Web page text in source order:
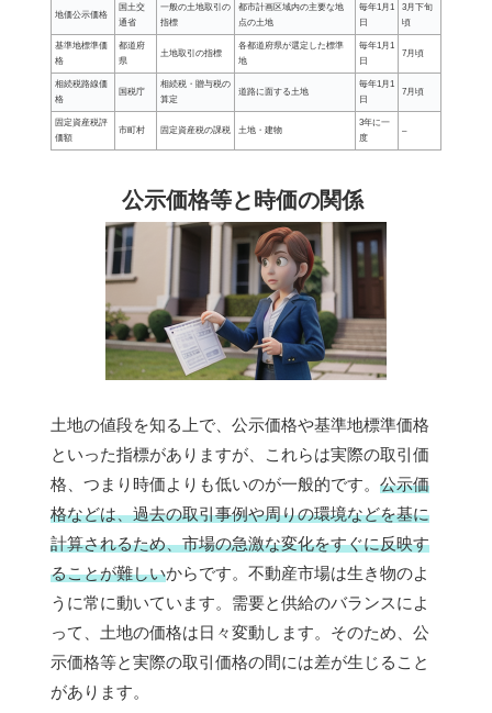
地価公示価格
国土交
通省
一般の土地取引の
指標
都市計画区域内の主要な地
点の土地
毎年1月1
日
3月下旬
頃
基準地標準価
格
都道府
県
土地取引の指標
各都道府県が選定した標準
地
毎年1月1
日
7月頃
相続税路線価
格
国税庁
相続税・贈与税の
算定
道路に面する土地
毎年1月1
日
7月頃
固定資産税評
価額
市町村 固定資産税の課税 土地・建物
3年に一
度
–
公示価格等と時価の関係
土地の値段を知る上で、公示価格や基準地標準価格
といった指標がありますが、これらは実際の取引価
格、つまり時価よりも低いのが一般的です。 公示価
格などは、過去の取引事例や周りの環境などを基に
計算されるため、市場の急激な変化をすぐに反映す
ることが難しいからです。不動産市場は生き物のよ
うに常に動いています。需要と供給のバランスによ
って、土地の価格は日々変動します。そのため、公
示価格等と実際の取引価格の間には差が生じること
があります。